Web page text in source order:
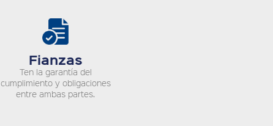
Fianzas
Ten la garantía del
cumplimiento y obligaciones
entre ambas partes.